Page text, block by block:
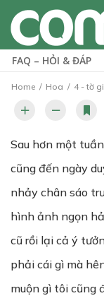
FAQ – HỎI & ĐÁP
Home Hoa 4 - tờ
Sau hơn một
cũng đến ngày
nhảy chân sáo
hình ảnh ngọn
cũ rồi lại cả ý
phải cái gì mà
muộn gì tôi cũng